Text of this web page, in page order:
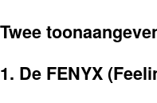
Twee
1. De FENYX